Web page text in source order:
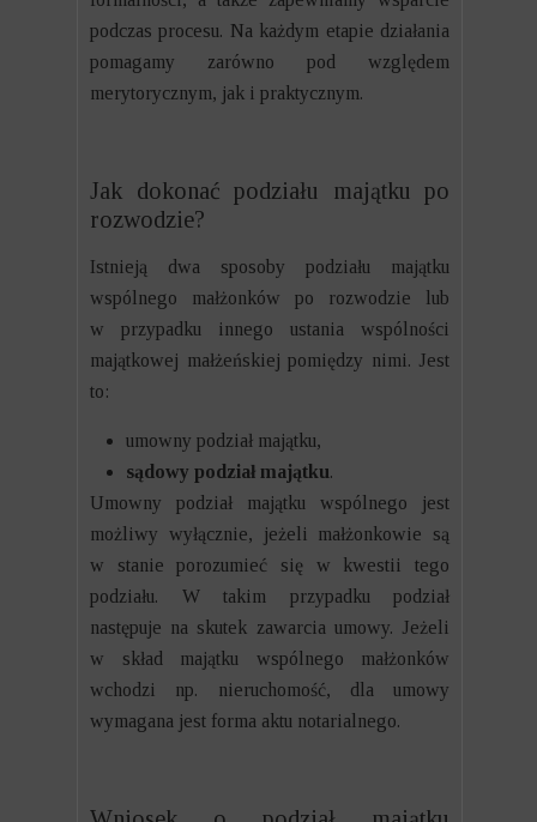
podczas procesu. Na każdym etapie działania
pomagamy zarówno pod względem
merytorycznym, jak i praktycznym.
Jak dokonać podziału majątku po
rozwodzie?
Istnieją dwa sposoby podziału majątku
wspólnego małżonków po rozwodzie lub
w przypadku innego ustania wspólności
majątkowej małżeńskiej pomiędzy nimi. Jest
to:
umowny podział majątku,
sądowy podział majątku.
Umowny podział majątku wspólnego jest
możliwy wyłącznie, jeżeli małżonkowie są
w stanie porozumieć się w kwestii tego
podziału. W takim przypadku podział
następuje na skutek zawarcia umowy. Jeżeli
w skład majątku wspólnego małżonków
wchodzi np. nieruchomość, dla umowy
wymagana jest forma aktu notarialnego.